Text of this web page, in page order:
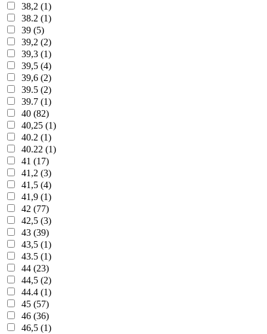
38,2 (1)
38.2 (1)
39 (5)
39,2 (2)
39,3 (1)
39,5 (4)
39,6 (2)
39.5 (2)
39.7 (1)
40 (82)
40,25 (1)
40.2 (1)
40.22 (1)
41 (17)
41,2 (3)
41,5 (4)
41,9 (1)
42 (77)
42,5 (3)
43 (39)
43,5 (1)
43.5 (1)
44 (23)
44,5 (2)
44.4 (1)
45 (57)
46 (36)
46,5 (1)